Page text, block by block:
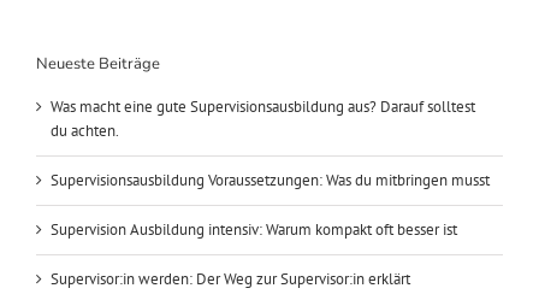
Neueste Beiträge
Was macht eine gute Supervisionsausbildung aus? Darauf solltest
du achten.
Supervisionsausbildung Voraussetzungen: Was du mitbringen musst
Supervision Ausbildung intensiv: Warum kompakt oft besser ist
Supervisor:in werden: Der Weg zur Supervisor:in erklärt